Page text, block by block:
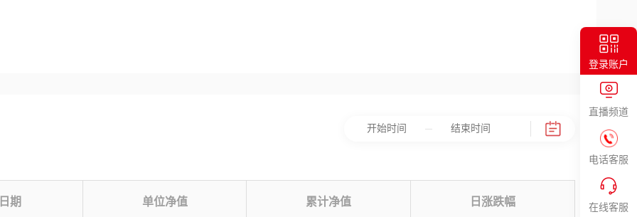
登录账户
直播频道
电话客服
在线客服
期 单位净值 累计净值 日涨跌幅